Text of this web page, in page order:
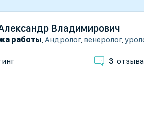
Владимирович
работы Андролог, венеролог,
3 отзыва